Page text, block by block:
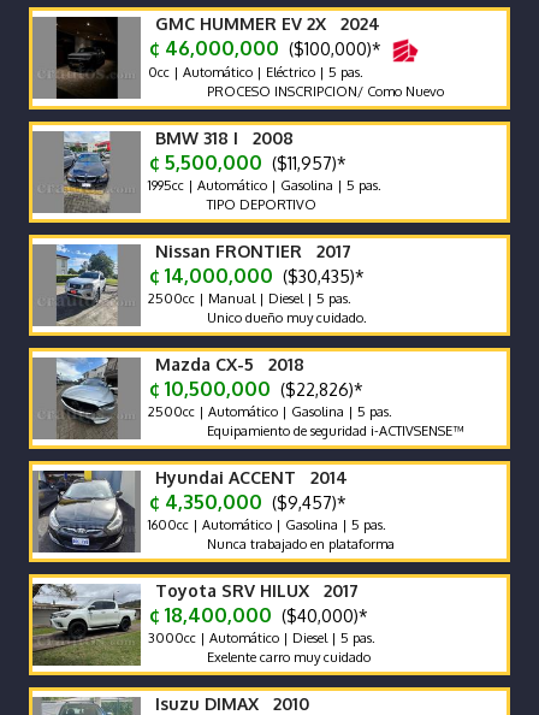
GMC HUMMER EV 2X 2024
¢ 46,000,000 ($100,000)*
0cc | Automático | Eléctrico | 5 pas.
PROCESO INSCRIPCION/ Como Nuevo
BMW 318 I 2008
¢ 5,500,000 ($11,957)*
1995cc | Automático | Gasolina | 5 pas.
TIPO DEPORTIVO
Nissan FRONTIER 2017
¢ 14,000,000 ($30,435)*
2500cc | Manual | Diesel | 5 pas.
Unico dueño muy cuidado.
Mazda CX-5 2018
¢ 10,500,000 ($22,826)*
2500cc | Automático | Gasolina | 5 pas.
Equipamiento de seguridad i-ACTIVSENSE™
Hyundai ACCENT 2014
¢ 4,350,000 ($9,457)*
1600cc | Automático | Gasolina | 5 pas.
Nunca trabajado en plataforma
Toyota SRV HILUX 2017
¢ 18,400,000 ($40,000)*
3000cc | Automático | Diesel | 5 pas.
Exelente carro muy cuidado
Isuzu DIMAX 2010